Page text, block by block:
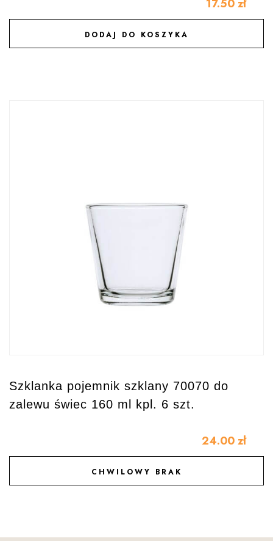
17.50 zł
DODAJ DO KOSZYKA
DODAJ DO ULUBIONYCH
Szklanka pojemnik szklany 70070 do
zalewu świec 160 ml kpl. 6 szt.
24.00 zł
CHWILOWY BRAK
DODAJ DO ULUBIONYCH